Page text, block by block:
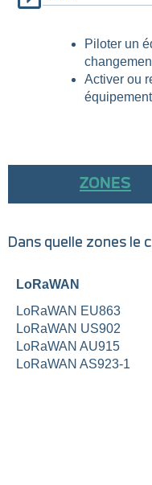
Piloter un
Activer ou
ZONES
Dans quelle zones
LoRaWAN
LoRaWAN EU863
LoRaWAN US902
LoRaWAN AU915
LoRaWAN AS923-1